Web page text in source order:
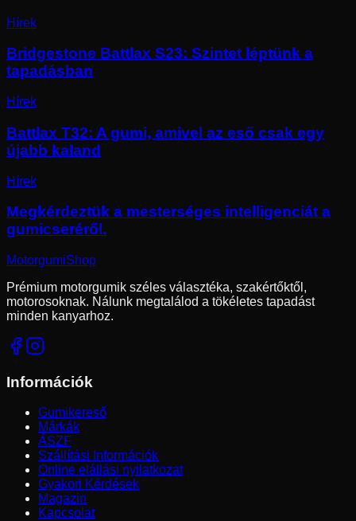
Hírek
Bridgestone Battlax S23: Szintet léptünk a
tapadásban
Hírek
Battlax T32: A gumi, amivel az eső csak egy
újabb kaland
Hírek
Megkérdeztük a mesterséges intelligenciát a
gumicseréről.
MotorgumiShop
Prémium motorgumik széles választéka, szakértőktől,
motorosoknak. Nálunk megtalálod a tökéletes tapadást
minden kanyarhoz.
Információk
Gumikereső
Márkák
ÁSZF
Szállítási Információk
Online elállási nyilatkozat
Gyakori Kérdések
Magazin
Kapcsolat